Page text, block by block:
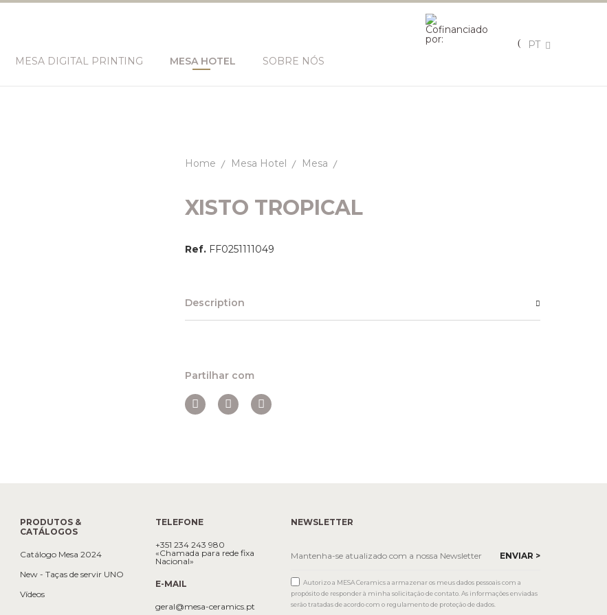
MESA DIGITAL PRINTING MESA HOTEL SOBRE NÓS
PT
Home Mesa Hotel Mesa
XISTO TROPICAL
Ref. FF0251111049
Description
Partilhar com
PRODUTOS &
CATÁLOGOS
Catálogo Mesa 2024
New - Taças de servir UNO
Vídeos
TELEFONE
+351 234 243 980
«Chamada para rede fixa
Nacional»
E-MAIL
geral@mesa-ceramics.pt
NEWSLETTER
Autorizo a MESA Ceramics a armazenar os meus dados pessoais com a
propósito de responder à minha solicitação de contato. As informações enviadas
serão tratadas de acordo com o regulamento de proteção de dados.